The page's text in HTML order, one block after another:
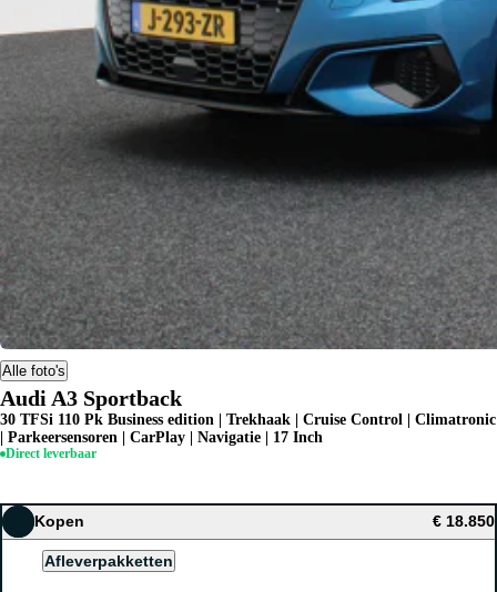
Alle foto's
Audi A3 Sportback
30 TFSi 110 Pk Business edition | Trekhaak | Cruise Control | Climatronic
| Parkeersensoren | CarPlay | Navigatie | 17 Inch
Direct leverbaar
Kopen € 18.850
Afleverpakketten